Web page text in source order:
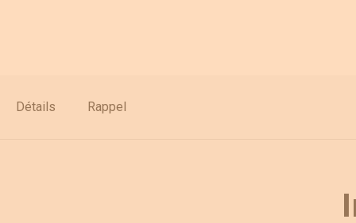
Détails Rappel